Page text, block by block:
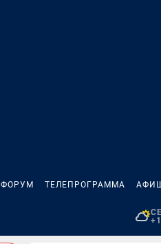
ФОРУМ ТЕЛЕПРОГРАММА